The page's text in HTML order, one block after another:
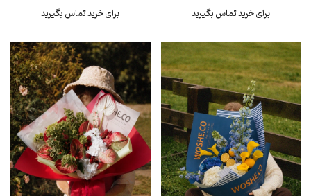
برای خرید تماس بگیرید برای خرید تماس بگیرید